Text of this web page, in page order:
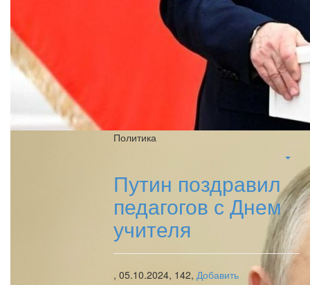
Политика
Путин поздравил
педагогов с Днем
учителя
, 05.10.2024, 142, Добавить